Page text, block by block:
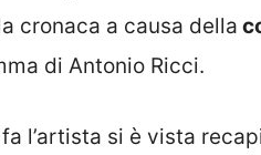
cronaca a causa della
di Antonio Ricci.
l’artista si è vista